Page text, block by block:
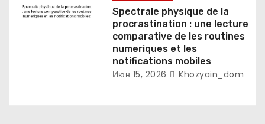
Spectrale physique de la
procrastination : une lecture
comparative de les routines
numeriques et les
notifications mobiles
Июн 15, 2026 Khozyain_dom